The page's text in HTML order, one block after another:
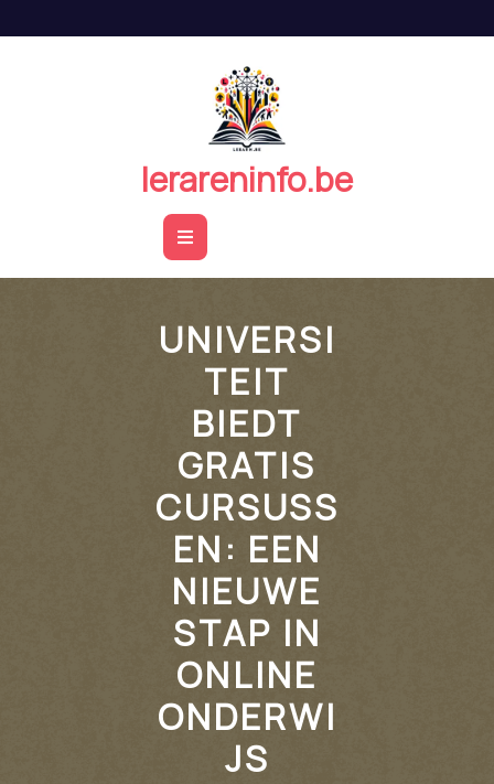
de
lerareninfo.be
Open
Button
UNIVERSI
TEIT
BIEDT
GRATIS
CURSUSS
EN: EEN
NIEUWE
STAP IN
ONLINE
ONDERWI
JS